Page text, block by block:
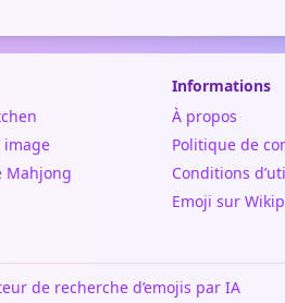
image
Mahjong
Informations
À propos
Politique de
Conditions
Emoji sur
de recherche d’emojis par IA